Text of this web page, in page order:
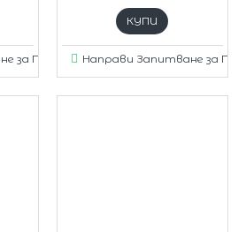
за Продукт
КУПИ
Направи Запитване за